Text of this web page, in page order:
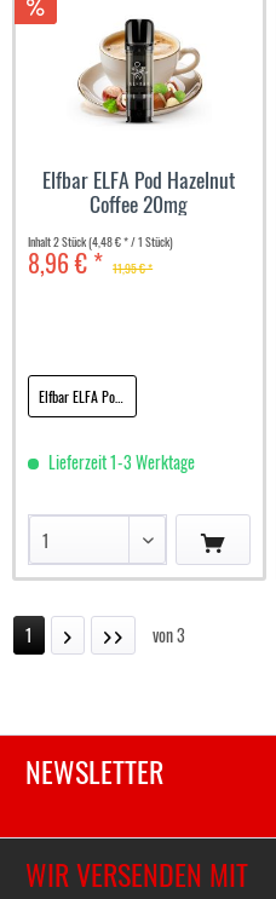
Elfbar ELFA Pod Hazelnut
Coffee 20mg
Inhalt2 Stück(4,48 € * / 1 Stück)
8,96 € * 11,95 € *
Lieferzeit 1-3 Werktage
1 von3
NEWSLETTER
WIR VERSENDEN MIT